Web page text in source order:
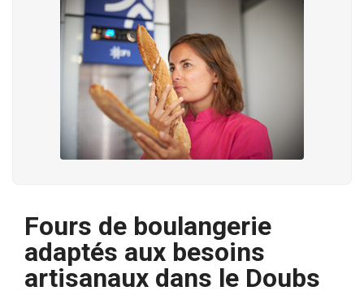
Fours de boulangerie
adaptés aux besoins
artisanaux dans le Doubs